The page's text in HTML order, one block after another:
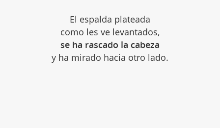
El espalda plateada
como les ve levantados,
se ha rascado la cabeza
y ha mirado hacia otro lado.